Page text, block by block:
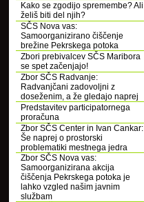
Kako se zgodijo spremembe? Ali
želiš biti del njih?
SČS Nova vas:
Samoorganizirano čiščenje
brežine Pekrskega potoka
Zbori prebivalcev SČS Maribora
se spet začenjajo!
Zbor SČS Radvanje:
Radvanjčani zadovoljni z
doseženim, a že gledajo naprej
Predstavitev participatornega
proračuna
Zbor SČS Center in Ivan Cankar:
Še naprej o prostorski
problematiki mestnega jedra
Zbor SČS Nova vas:
Samoorganizirana akcija
čiščenja Pekrskega potoka je
lahko vzgled našim javnim
službam